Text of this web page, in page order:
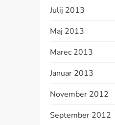
Julij 2013
Maj 2013
Marec 2013
Januar 2013
November 2012
September 2012